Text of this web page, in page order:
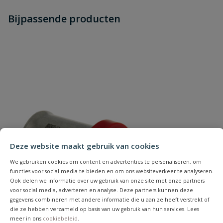
Deze website maakt gebruik van cookies
We gebruiken cookies om content en advertenties te personaliseren, om
functies voor social media te bieden en om ons websiteverkeer te analyseren.
Ook delen we informatie over uw gebruik van onze site met onze partners
voor social media, adverteren en analyse. Deze partners kunnen deze
gegevens combineren met andere informatie die u aan ze heeft verstrekt of
die ze hebben verzameld op basis van uw gebruik van hun services. Lees
meer in ons cookiebeleid.
dit product?
Schrijf zelf een beoordeling
Naam
Samenvatting
Beoordeling
Bijpassende producten